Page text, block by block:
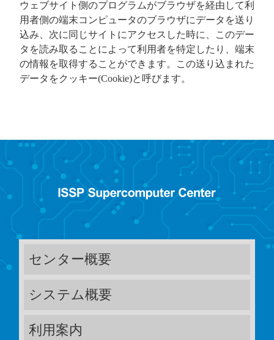
ウェブサイト側のプログラムがブラウザを経由して利
用者側の端末コンピュータのブラウザにデータを送り
込み、次に同じサイトにアクセスした時に、このデー
タを読み取ることによって利用者を特定したり、端末
の情報を取得することができます。この送り込まれた
データをクッキー(Cookie)と呼びます。
センター概要
システム概要
利用案内